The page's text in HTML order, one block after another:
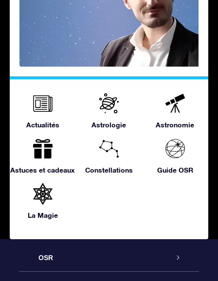
Actualités Astrologie Astronomie
Astuces et cadeaux Constellations Guide OSR
La Magie
OSR